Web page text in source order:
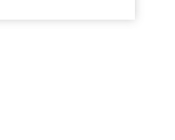
อุปกรณ์การเกษตร 2 รายการท